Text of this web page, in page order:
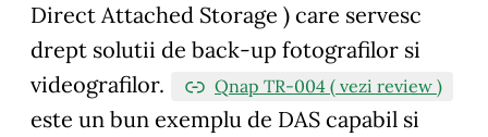
Direct Attached Storage ) care servesc
drept solutii de back-up fotografilor si
videografilor.
Qnap TR-004 ( vezi review )
este un bun exemplu de DAS capabil si